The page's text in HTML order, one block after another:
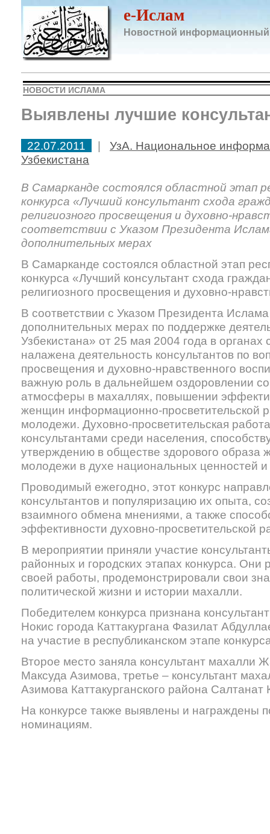
e-Ислам
Новостной информационный
НОВОСТИ ИСЛАМА
Выявлены лучшие
22.07.2011 | УзА. Национальное
Узбекистана
В Самарканде состоялся областной этап
конкурса «Лучший консультант схода
религиозного просвещения и духовно-
соответствии с Указом Президента
дополнительных мерах
В Самарканде состоялся областной этап
конкурса «Лучший консультант схода
религиозного просвещения и духовно-
В соответствии с Указом Президента
дополнительных мерах по поддержке
Узбекистана» от 25 мая 2004 года в
налажена деятельность консультантов по
просвещения и духовно-нравственного
важную роль в дальнейшем оздоровлении
атмосферы в махаллях, повышении
женщин информационно-просветительской
молодежи. Духовно-просветительская
консультантами среди населения,
утверждению в обществе здорового образа
молодежи в духе национальных ценностей
Проводимый ежегодно, этот конкурс
консультантов и популяризацию их опыта,
взаимного обмена мнениями, а также
эффективности духовно-просветительской
В мероприятии приняли участие
районных и городских этапах конкурса. Они
своей работы, продемонстрировали свои
политической жизни и истории махалли.
Победителем конкурса признана
Нокис города Каттакургана Фазилат
на участие в республиканском этапе
Второе место заняла консультант махалли
Максуда Азимова, третье – консультант
Азимова Каттакурганского района Салтанат
На конкурсе также выявлены и награждены
номинациям.